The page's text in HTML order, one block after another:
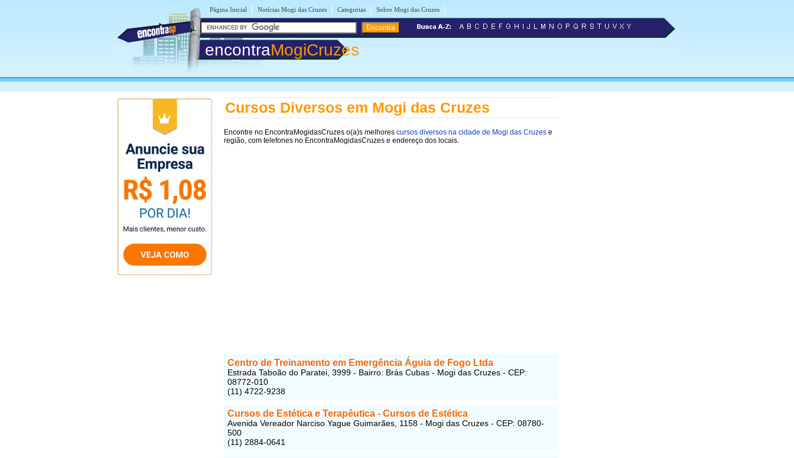
Página Inicial | Notícias Mogi das Cruzes | Categorias | Sobre Mogi das Cruzes |
encontraMogiCruzes
Cursos Diversos em Mogi das Cruzes
Encontre no EncontraMogidasCruzes o(a)s melhores cursos diversos na cidade de Mogi das Cruzes e
região, com telefones no EncontraMogidasCruzes e endereço dos locais.
Centro de Treinamento em Emergência Águia de Fogo Ltda
Estrada Taboão do Paratei, 3999 - Bairro: Brás Cubas - Mogi das Cruzes - CEP:
08772-010
(11) 4722-9238
Cursos de Estética e Terapêutica - Cursos de Estética
Avenida Vereador Narciso Yague Guimarães, 1158 - Mogi das Cruzes - CEP: 08780-
500
(11) 2884-0641